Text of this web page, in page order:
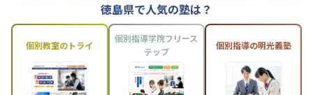
徳島県で人気の塾は？
個別教室のトライ
個別指導学院フリース
テップ
個別指導の明光義塾